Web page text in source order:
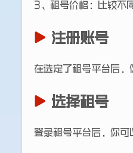
3、租号价格：比较不
注册账号
在选定了租号平台后
选择租号
登录租号平台后，你可